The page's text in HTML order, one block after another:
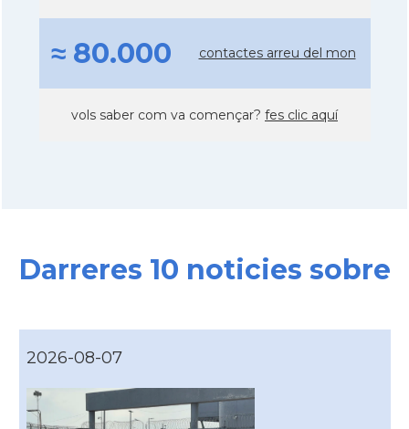
≈ 80.000 contactes arreu del mon
vols saber com va començar? fes clic aquí
Darreres 10 noticies sobre
2026-08-07